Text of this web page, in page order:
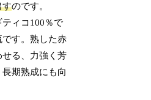
すのです。
ィコ100％で
す。熟した赤
る、力強く芳
期熟成にも向